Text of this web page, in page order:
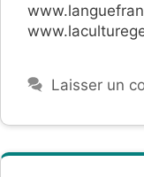
Laisser un